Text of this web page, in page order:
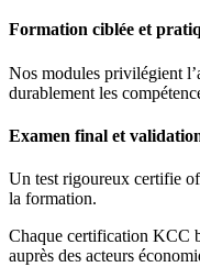
Formation ciblée et
Nos modules privilégient
durablement les
Examen final et
Un test rigoureux certifie
la formation.
Chaque certification KCC
auprès des acteurs